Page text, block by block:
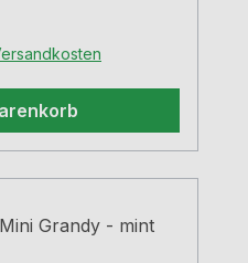
lange
cm, H=12,0
aus
Metall